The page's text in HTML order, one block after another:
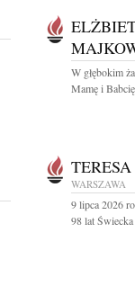
W głębokim
Mamę i
WARSZAWA
9 lipca 2026
98 lat